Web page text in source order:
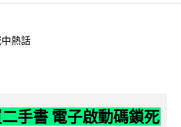
熱話
手書 電子啟動碼鎖死